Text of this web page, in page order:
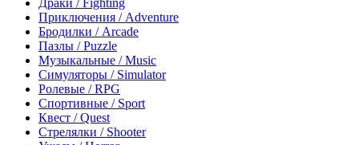
Драки / Fighting
Приключения / Adventure
Бродилки / Arcade
Пазлы / Puzzle
Музыкальные / Music
Симуляторы / Simulator
Ролевые / RPG
Спортивные / Sport
Квест / Quest
Стрелялки / Shooter